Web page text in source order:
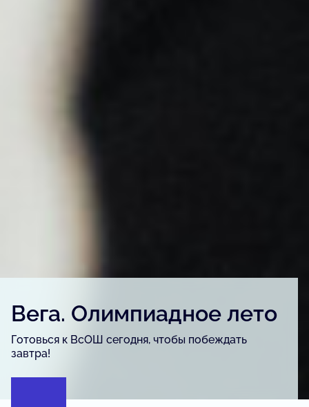
Детский конкурс «Вега.
Артфест»
Для детей и подростков, одарённых в сфере
изобразительного искусства, урбанистики и
журналистики.